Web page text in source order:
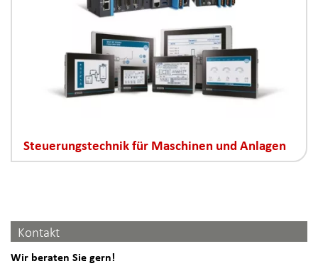
Steuerungstechnik für Maschinen und Anlagen
Kontakt
Wir beraten Sie gern!